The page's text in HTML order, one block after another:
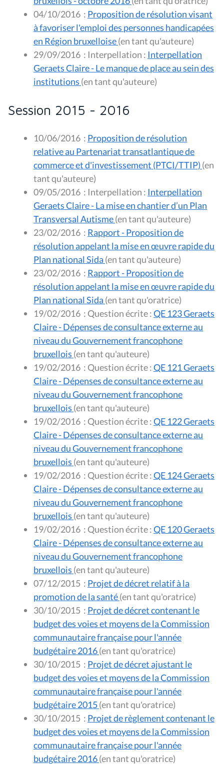
04/10/2016 : Proposition de résolution visant
à favoriser l'emploi des personnes handicapées
en Région bruxelloise
(en tant qu'auteure)
29/09/2016 : Interpellation : Interpellation
Geraets Claire - Le manque de place au sein des
institutions
(en tant qu'auteure)
Session 2015 - 2016
10/06/2016 : Proposition de résolution
relative au Partenariat transatlantique de
commerce et d'investissement (PTCI/TTIP) (en
tant qu'auteure)
09/05/2016 : Interpellation : Interpellation
Geraets Claire - La mise en chantier d’un Plan
Transversal Autisme
(en tant qu'auteure)
23/02/2016 : Rapport - Proposition de
résolution appelant la mise en œuvre rapide du
Plan national Sida
(en tant qu'auteure)
23/02/2016 : Rapport - Proposition de
résolution appelant la mise en œuvre rapide du
Plan national Sida
(en tant qu'oratrice)
19/02/2016 : Question écrite :QE 123 Geraets
Claire - Dépenses de consultance externe au
niveau du Gouvernement francophone
bruxellois
(en tant qu'auteure)
19/02/2016 : Question écrite :QE 121 Geraets
Claire - Dépenses de consultance externe au
niveau du Gouvernement francophone
bruxellois
(en tant qu'auteure)
19/02/2016 : Question écrite :QE 122 Geraets
Claire - Dépenses de consultance externe au
niveau du Gouvernement francophone
bruxellois
(en tant qu'auteure)
19/02/2016 : Question écrite :QE 124 Geraets
Claire - Dépenses de consultance externe au
niveau du Gouvernement francophone
bruxellois
(en tant qu'auteure)
19/02/2016 : Question écrite :QE 120 Geraets
Claire - Dépenses de consultance externe au
niveau du Gouvernement francophone
bruxellois
(en tant qu'auteure)
07/12/2015 : Projet de décret relatif à la
promotion de la santé
(en tant qu'oratrice)
30/10/2015 : Projet de décret contenant le
budget des voies et moyens de la Commission
communautaire française pour l'année
budgétaire 2016
(en tant qu'oratrice)
30/10/2015 : Projet de décret ajustant le
budget des voies et moyens de la Commission
communautaire française pour l'année
budgétaire 2015
(en tant qu'oratrice)
30/10/2015 : Projet de règlement contenant le
budget des voies et moyens de la Commission
communautaire française pour l'année
budgétaire 2016
(en tant qu'oratrice)